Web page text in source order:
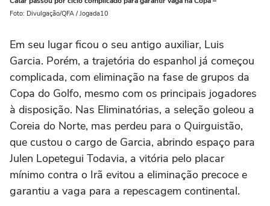
Foto: Divulgação/QFA / Jogada10
Em seu lugar ficou o seu antigo auxiliar, Luis
Garcia. Porém, a trajetória do espanhol já começou
complicada, com eliminação na fase de grupos da
Copa do Golfo, mesmo com os principais jogadores
à disposição. Nas Eliminatórias, a seleção goleou a
Coreia do Norte, mas perdeu para o Quirguistão,
que custou o cargo de Garcia, abrindo espaço para
Julen Lopetegui Todavia, a vitória pelo placar
mínimo contra o Irã evitou a eliminação precoce e
garantiu a vaga para a repescagem continental.